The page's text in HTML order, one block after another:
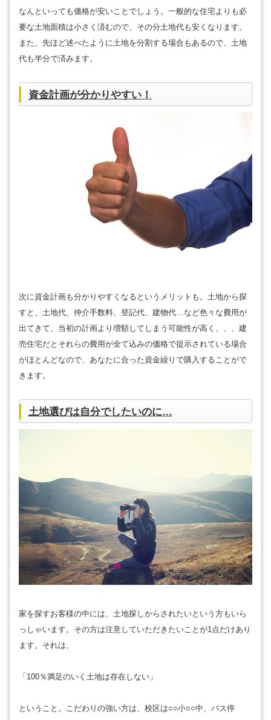
なんといっても価格が安いことでしょう。一般的な住宅よりも必
要な土地面積は小さく済むので、その分土地代も安くなります。
また、先ほど述べたように土地を分割する場合もあるので、土地
代も半分で済みます。
資金計画が分かりやすい！
次に資金計画も分かりやすくなるというメリットも。土地から探
すと、土地代、仲介手数料、登記代、建物代…など色々な費用が
出てきて、当初の計画より増額してしまう可能性が高く、、、建
売住宅だとそれらの費用が全て込みの価格で提示されている場合
がほとんどなので、あなたに合った資金繰りで購入することがで
きます。
土地選びは自分でしたいのに…
家を探すお客様の中には、土地探しからされたいという方もいら
っしゃいます。その方は注意していただきたいことが1点だけあり
ます。それは、
「100％満足のいく土地は存在しない」
ということ。こだわりの強い方は、校区は○○小○○中、バス停